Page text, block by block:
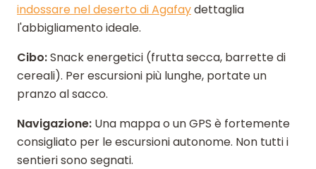
indossare nel deserto di Agafaydettaglia
l'abbigliamento ideale.
Cibo:Snack energetici (frutta secca, barrette di
cereali). Per escursioni più lunghe, portate un
pranzo al sacco.
Navigazione: Una mappa o un GPS è fortemente
consigliato per le escursioni autonome. Non tutti i
sentieri sono segnati.